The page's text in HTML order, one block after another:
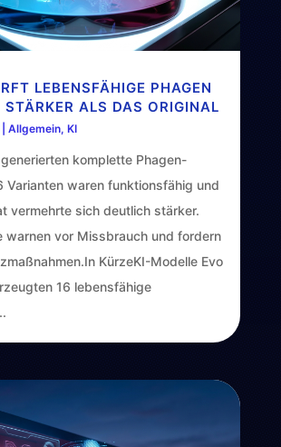
LEBENSFÄHIGE PHAGEN
ALS DAS ORIGINAL
Allgemein, KI
komplette Phagen-
Varianten waren funktionsfähig und
vermehrte sich deutlich stärker.
warnen vor Missbrauch und fordern
KürzeKI-Modelle Evo
16 lebensfähige